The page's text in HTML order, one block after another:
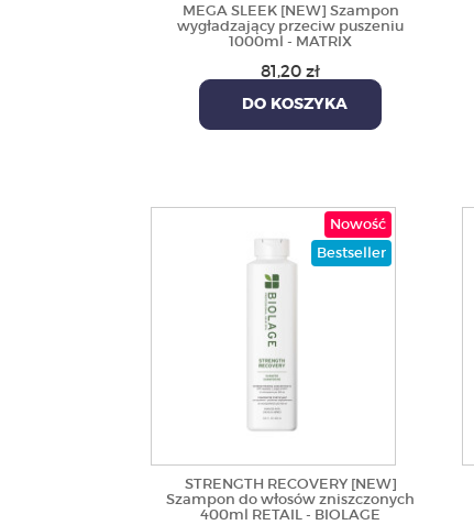
MEGA SLEEK [NEW] Szampon
wygładzający przeciw puszeniu
1000ml - MATRIX
81,20 zł
DO KOSZYKA
Nowość
Bestseller
STRENGTH RECOVERY [NEW]
Szampon do włosów zniszczonych
400ml RETAIL - BIOLAGE